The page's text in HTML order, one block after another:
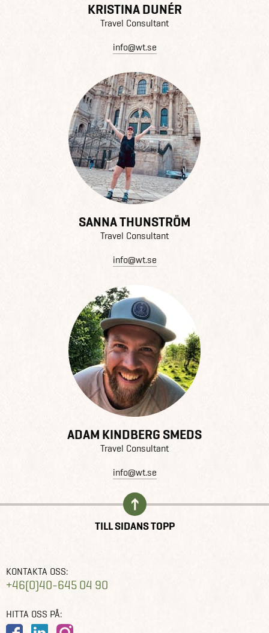
KRISTINA DUNÉR
Travel Consultant
info@wt.se
SANNA THUNSTRÖM
Travel Consultant
info@wt.se
ADAM KINDBERG SMEDS
Travel Consultant
info@wt.se
TILL SIDANS TOPP
KONTAKTA OSS:
+46(0)40-645 04 90
HITTA OSS PÅ: